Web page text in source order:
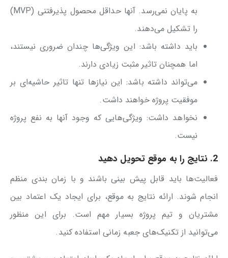
به پایان نمی‌رسد. آنها حداقل محصول پذیرفتنی (MVP)
را تشکیل می‌دهند.
باید داشته باشد: این ویژگی‌ها چندان ضروری نیستند،
اما همچنان تاثیر مثبت زیادی دارند.
می‌تواند داشته باشد: این نیازها تنها تاثیر حاشیه‌ای بر
موفقیت پروژه خواهند داشت.
نخواهد داشت: ویژگی‌هایی که وجود آنها به نفع پروژه
نیست.
2. نتایج را به موقع تحویل دهید
فعالیت‌ها باید قابل پیش بینی باشند و با زمان بندی منظم
انجام شوند. ارائه نتایج به موقع، برای ایجاد یک اعتماد بین
مشتریان و تیم پروژه بسیار مهم است. برای این منظور
می‌توانید از تکنیک‌های جعبه زمانی استفاده کنید.